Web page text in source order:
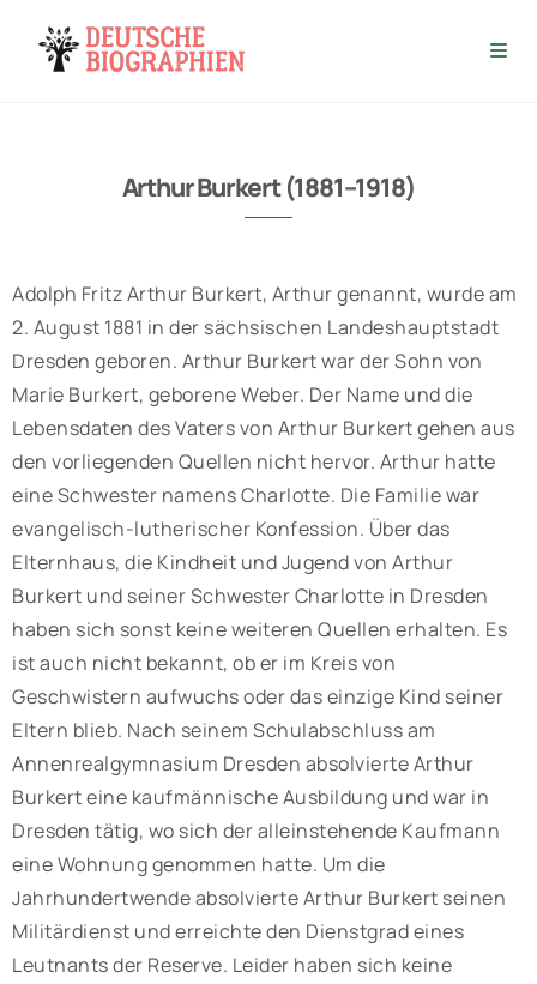
Arthur Burkert (1881–1918)
Adolph Fritz Arthur Burkert, Arthur genannt, wurde am
2. August 1881 in der sächsischen Landeshauptstadt
Dresden geboren. Arthur Burkert war der Sohn von
Marie Burkert, geborene Weber. Der Name und die
Lebensdaten des Vaters von Arthur Burkert gehen aus
den vorliegenden Quellen nicht hervor. Arthur hatte
eine Schwester namens Charlotte. Die Familie war
evangelisch-lutherischer Konfession. Über das
Elternhaus, die Kindheit und Jugend von Arthur
Burkert und seiner Schwester Charlotte in Dresden
haben sich sonst keine weiteren Quellen erhalten. Es
ist auch nicht bekannt, ob er im Kreis von
Geschwistern aufwuchs oder das einzige Kind seiner
Eltern blieb. Nach seinem Schulabschluss am
Annenrealgymnasium Dresden absolvierte Arthur
Burkert eine kaufmännische Ausbildung und war in
Dresden tätig, wo sich der alleinstehende Kaufmann
eine Wohnung genommen hatte. Um die
Jahrhundertwende absolvierte Arthur Burkert seinen
Militärdienst und erreichte den Dienstgrad eines
Leutnants der Reserve. Leider haben sich keine